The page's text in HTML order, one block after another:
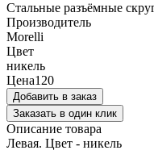
Стальные разъёмные
Производитель
Morelli
Цвет
никель
Цена120
Добавить в заказ
Заказать в один клик
Описание товара
Левая. Цвет - никель